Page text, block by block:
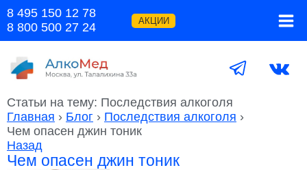
Перейти
содержимому
8 495 150 12 78
8 800 500 27 24
АКЦИИ
Статьи на тему: Последствия алкоголя
Главная › Блог › Последствия алкоголя ›
Чем опасен джин тоник
Назад
Чем опасен джин тоник